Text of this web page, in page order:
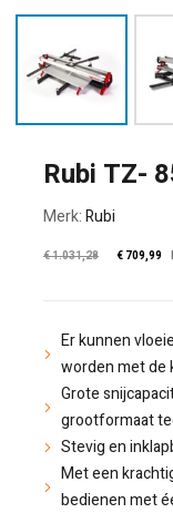
Rubi TZ-
Merk:Rubi
€1.031,28 € 709,99
Er kunnen
worden met de
Grote
grootformaat
Stevig en
Met een
bedienen met